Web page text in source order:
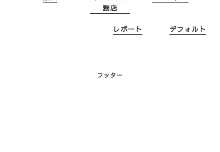
務店
レポート デフォルト
フッター